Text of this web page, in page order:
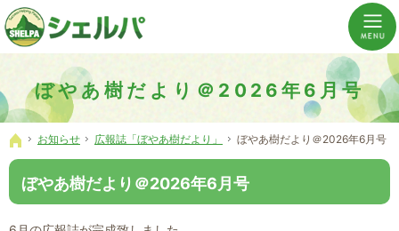
ぼやあ樹だより＠2026年6月号
介護の「通い・泊まり・訪問」から必要なものだけをご提供。介護のことならシェルパへ。
横浜市神奈川区 事業所数No,1の小規模多機能型居宅介護ぼやあ樹
ホーム
お知らせ 広報誌「ぼやあ樹だより」 ぼやあ樹だより＠2026年6月号
ぼやあ樹だより＠2026年6月号